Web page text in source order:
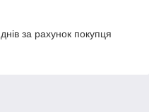
за рахунок покупця